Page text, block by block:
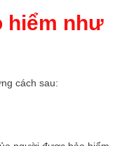
hiểm như
cách sau: